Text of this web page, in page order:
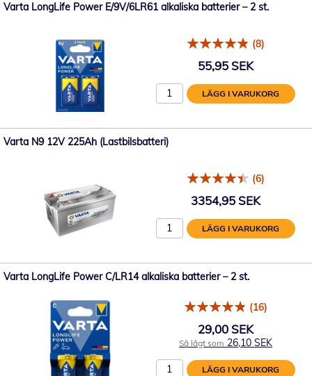
Varta LongLife Power E/9V/6LR61 alkaliska batterier – 2 st.
(8)
55,95 SEK
LÄGG I VARUKORG
Varta N9 12V 225Ah (Lastbilsbatteri)
(6)
3354,95 SEK
LÄGG I VARUKORG
Varta LongLife Power C/LR14 alkaliska batterier – 2 st.
(16)
29,00 SEK
Så lågt som 26,10 SEK
LÄGG I VARUKORG